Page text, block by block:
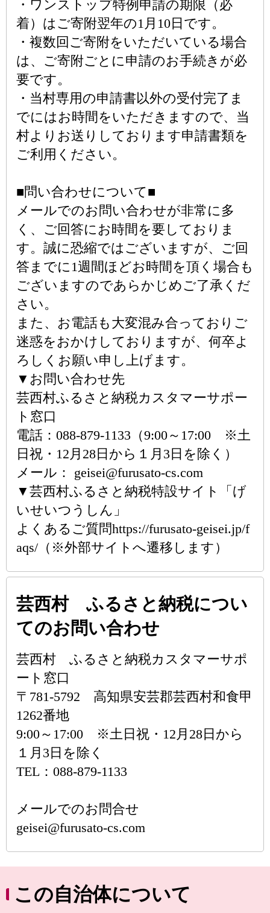
・ワンストップ特例申請の期限（必
着）はご寄附翌年の1月10日です。
・複数回ご寄附をいただいている場合
は、ご寄附ごとに申請のお手続きが必
要です。
・当村専用の申請書以外の受付完了ま
でにはお時間をいただきますので、当
村よりお送りしております申請書類を
ご利用ください。
■問い合わせについて■
メールでのお問い合わせが非常に多
く、ご回答にお時間を要しておりま
す。誠に恐縮ではございますが、ご回
答までに1週間ほどお時間を頂く場合も
ございますのであらかじめご了承くだ
さい。
また、お電話も大変混み合っておりご
迷惑をおかけしておりますが、何卒よ
ろしくお願い申し上げます。
▼お問い合わせ先
芸西村ふるさと納税カスタマーサポー
ト窓口
電話：088-879-1133（9:00～17:00 ※土
日祝・12月28日から１月3日を除く）
メール： geisei@furusato-cs.com
▼芸西村ふるさと納税特設サイト「げ
いせいつうしん」
よくあるご質問https://furusato-geisei.jp/f
aqs/（※外部サイトへ遷移します）
芸西村 ふるさと納税につい
てのお問い合わせ
芸西村 ふるさと納税カスタマーサポ
ート窓口
〒781-5792 高知県安芸郡芸西村和食甲
1262番地
9:00～17:00 ※土日祝・12月28日から
１月3日を除く
TEL：088-879-1133
メールでのお問合せ
geisei@furusato-cs.com
この自治体について